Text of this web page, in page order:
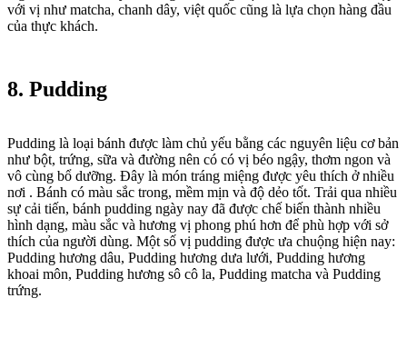
với vị như matcha, chanh dây, việt quốc cũng là lựa chọn hàng đầu
của thực khách.
8. Pudding
Pudding là loại bánh được làm chủ yếu bằng các nguyên liệu cơ bản
như bột, trứng, sữa và đường nên có có vị béo ngậy, thơm ngon và
vô cùng bổ dưỡng. Đây là món tráng miệng được yêu thích ở nhiều
nơi . Bánh có màu sắc trong, mềm mịn và độ dẻo tốt. Trải qua nhiều
sự cải tiến, bánh pudding ngày nay đã được chế biến thành nhiều
hình dạng, màu sắc và hương vị phong phú hơn để phù hợp với sở
thích của người dùng. Một số vị pudding được ưa chuộng hiện nay:
Pudding hương dâu, Pudding hương dưa lưới, Pudding hương
khoai môn, Pudding hương sô cô la, Pudding matcha và Pudding
trứng.